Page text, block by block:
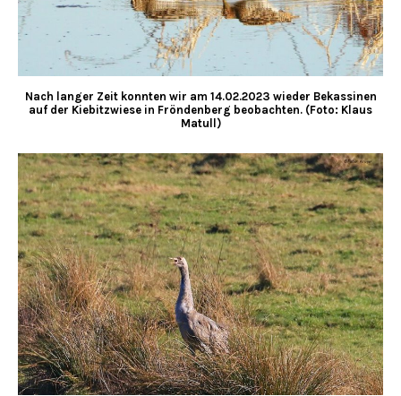
Nach langer Zeit konnten wir am 14.02.2023 wieder Bekassinen
auf der Kiebitzwiese in Fröndenberg beobachten. (Foto: Klaus
Matull)